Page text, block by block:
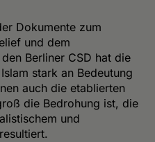
Dokumente zum
und dem
Berliner CSD hat die
stark an Bedeutung
auch die etablierten
die Bedrohung ist, die
und